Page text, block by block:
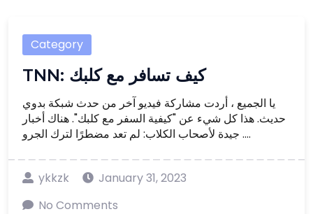
Category
TNN: كيف تسافر مع كلبك
يا الجميع ، أردت مشاركة فيديو آخر من حدث شبكة بدوي
حديث. هذا كل شيء عن "كيفية السفر مع كلبك". هناك أخبار
جيدة لأصحاب الكلاب: لم تعد مضطرًا لترك الجرو ....
ykkzk
January 31, 2023
No Comments